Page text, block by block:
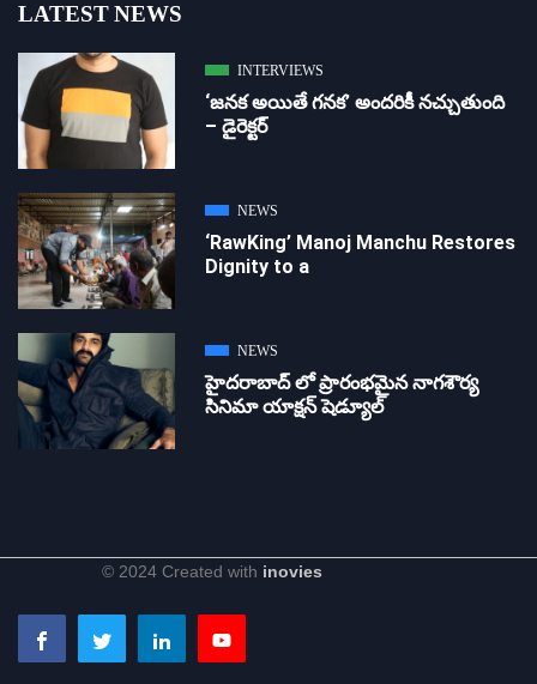
LATEST NEWS
INTERVIEWS
‘జ‌న‌క అయితే గ‌న‌క‌’ అందరికీ నచ్చుతుంది
– డైరెక్ట‌ర్
NEWS
‘RawKing’ Manoj Manchu Restores
Dignity to a
NEWS
హైదరాబాద్ లో ప్రారంభమైన నాగశౌర్య
సినిమా యాక్షన్ షెడ్యూల్
© 2024 Created with inovies